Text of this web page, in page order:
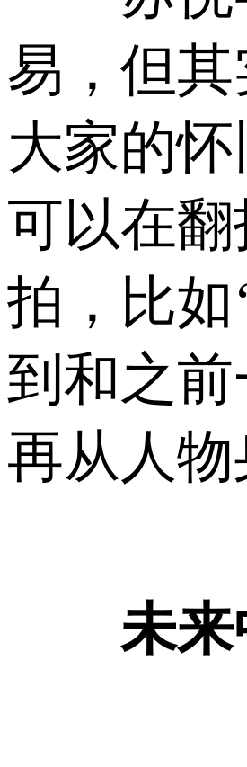
易，但
大家的
可以在
拍，比
到和之
再从人
未来中